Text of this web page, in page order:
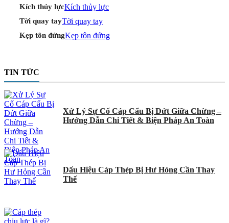
Kích thủy lựcKích thủy lực
Tời quay tayTời quay tay
Kẹp tôn đứngKẹp tôn đứng
TIN TỨC
Xử Lý Sự Cố Cáp Cẩu Bị Đứt Giữa Chừng –
Hướng Dẫn Chi Tiết & Biện Pháp An Toàn
Dấu Hiệu Cáp Thép Bị Hư Hỏng Cần Thay
Thế